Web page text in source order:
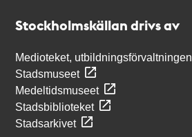
Stockholmskällan drivs av
Medioteket, utbildningsförvaltningen
Stadsmuseet
Medeltidsmuseet
Stadsbiblioteket
Stadsarkivet